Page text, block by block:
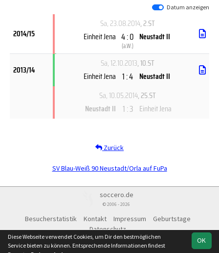
Datum anzeigen
2014/15
Sa, 23.08.2014, 2.ST
Einheit Jena 4 : 0
(a.W.)
Neustadt II
2013/14
Sa, 12.10.2013, 10.ST
Einheit Jena 1 : 4 Neustadt II
Sa, 10.05.2014, 25.ST
Neustadt II 1 : 3 Einheit Jena
Zurück
SV Blau-Weiß 90 Neustadt/Orla auf FuPa
soccero.de
© 2006 - 2026
Besucherstatistik Kontakt Impressum
Geburtstage
Datenschutz
OK
Diese Webseite verwendet Cookies, um Dir den bestmöglichen
Service bieten zu können. Entsprechende Informationen findest